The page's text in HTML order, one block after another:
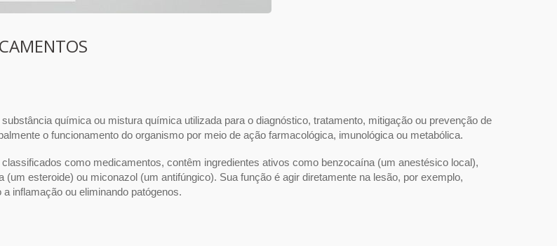
química ou mistura química utilizada para o diagnóstico, tratamento, mitigação ou prevenção de
o funcionamento do organismo por meio de ação farmacológica, imunológica ou metabólica.
como medicamentos, contêm ingredientes ativos como benzocaína (um anestésico local),
(um esteroide) ou miconazol (um antifúngico). Sua função é agir diretamente na lesão, por exemplo,
inflamação ou eliminando patógenos.